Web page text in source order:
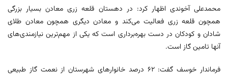
محمدعلی آخوندی اظهار کرد: در دهستان قلعه زری معادن بسیار بزرگی
همچون قلعه زری فعالیت می‌کند و معادن دیگری همچون معادن طلای
شادان و کودکان در دست بهره‌برداری است که یکی از مهم‌ترین نیازمندی‌های
آنها تامین گاز است.
فرماندار خوسف گفت: ۶۲ درصد خانوارهای شهرستان از نعمت گاز طبیعی